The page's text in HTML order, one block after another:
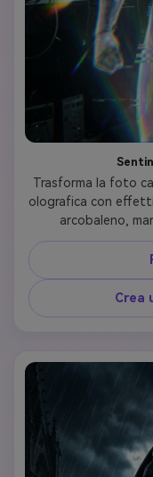
Trasforma la foto
olografica con
arcobaleno,
somiglianza
trasparente con
artefatti di
prismatica.
tecnologia scura
Crea